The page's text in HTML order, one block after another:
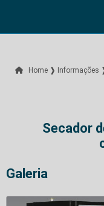
Home ❱ Informações
Secador
Galeria